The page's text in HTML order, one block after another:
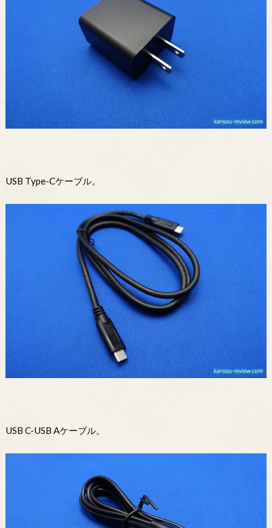
USB Type-Cケーブル。
USB C-USB Aケーブル。